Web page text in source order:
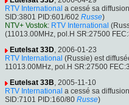
RTV International a cessé sa
SID:3801 PID:601/602 Russe)
NTV+ Vostok: RTV International
(11013.00MHz, pol.H SR:27500
Eutelsat 33D, 2006-01-23
RTV International (Russie) est
11013.00MHz, pol.H SR:27500
Eutelsat 33B, 2005-11-10
RTV International a cessé sa
SID:7101 PID:160/80 Russe)